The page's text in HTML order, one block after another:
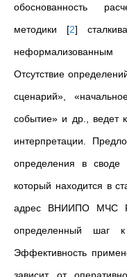
обоснованность
методики [2]
неформализованным
Отсутствие
сценарий»,
событие» и др., ведет
интерпретации.
определения в
который находится в
адрес ВНИИПО МЧС
определенный шаг к
Эффективность
зависит от